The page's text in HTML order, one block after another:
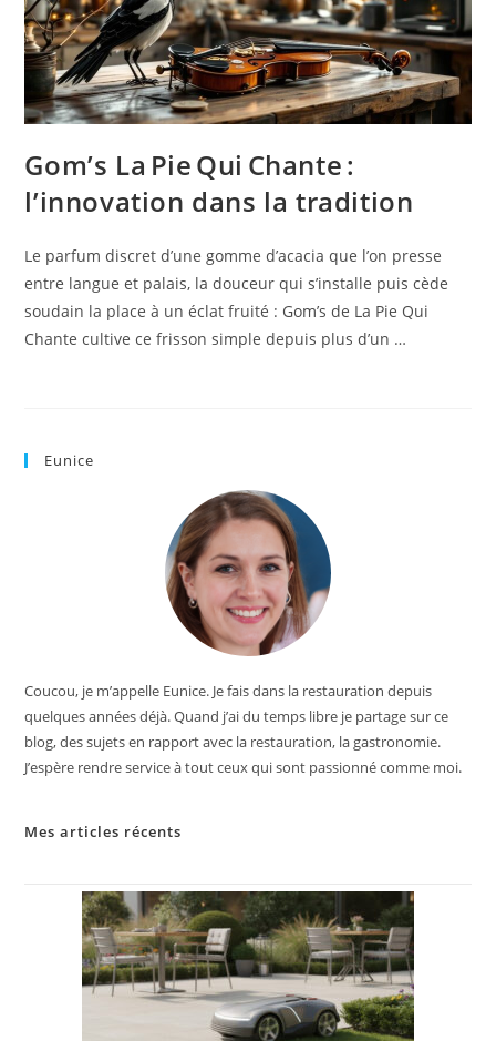
Gom’s La Pie Qui Chante :
l’innovation dans la tradition
Le parfum discret d’une gomme d’acacia que l’on presse
entre langue et palais, la douceur qui s’installe puis cède
soudain la place à un éclat fruité : Gom’s de La Pie Qui
Chante cultive ce frisson simple depuis plus d’un …
Eunice
Coucou, je m’appelle Eunice. Je fais dans la restauration depuis
quelques années déjà. Quand j’ai du temps libre je partage sur ce
blog, des sujets en rapport avec la restauration, la gastronomie.
J’espère rendre service à tout ceux qui sont passionné comme moi.
Mes articles récents